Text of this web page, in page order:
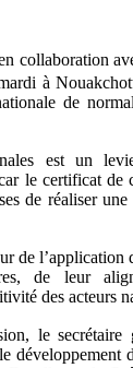
collaboration
à
de
est un
le certificat de
de réaliser
de l’application
de leur
des acteurs
le
développement